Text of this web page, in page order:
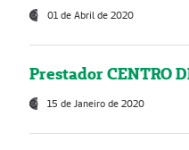
01 de Abril de 2020
Prestador CENTRO
15 de Janeiro de 2020